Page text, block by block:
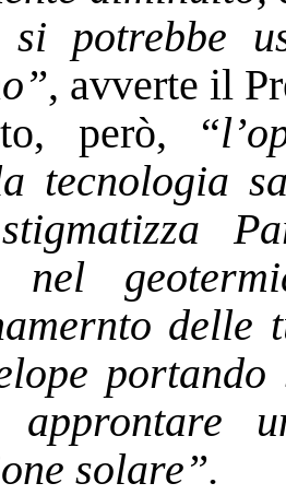
si potrebbe
, avverte il
però, “
tecnologia
nel
solare”.